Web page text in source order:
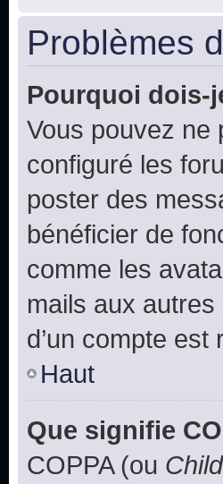
Problèmes
Pourquoi dois-
Vous pouvez ne
configuré les
poster des
bénéficier de
comme les
mails aux
d’un compte
Haut
Que signifie
COPPA (ou